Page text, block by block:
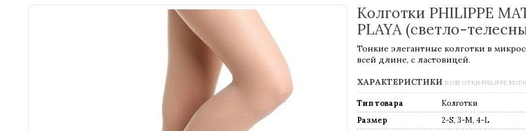
Колготки PHILIPPE
PLAYA (светло-
Тонкие элегантные колготки в
всей длине, с ластовицей.
ХАРАКТЕРИСТИКИ КОЛГОТКИ PHILIPPE
Тип товара
Колготки
Размер
2-S, 3-M, 4-L